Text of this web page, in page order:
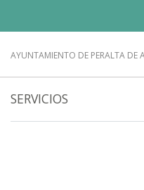
AYUNTAMIENTO DE PERALTA DE
SERVICIOS